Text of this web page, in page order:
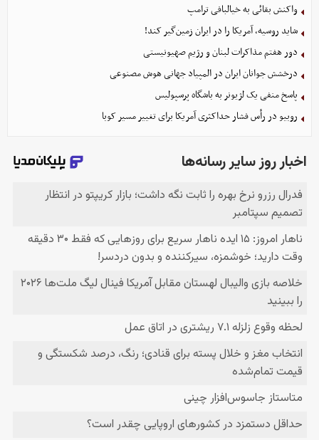
واکنش بقائی به خیالبافی ترامپ
شاید روسیه، آمریکا را در ایران زمین‌گیر کند!
دور هفتم مذاکرات لبنان و رژیم صهیونیستی
درخشش جوانان ایران در المپیاد جهانی هوش مصنوعی
پاسخ منفی یک لژیونر به باشگاه پرسپولیس
روبیو در رأس فشار حداکثری آمریکا برای تغییر مسیر کوبا